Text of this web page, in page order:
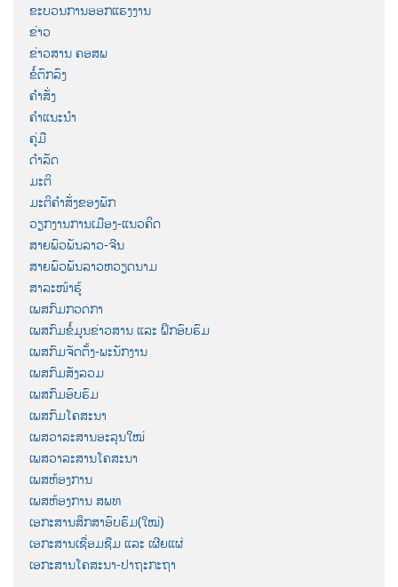
ຂະບວນການອອກແຮງງານ
ຂ່າວ
ຂ່າວສານ ຄອສພ
ຂໍ້ຕົກລົງ
ຄຳສັ່ງ
ຄຳແນະນຳ
ຄູ່ມື
ດຳລັດ
ມະຕິ
ມະຕິຄຳສັ່ງຂອງພັກ
ວຽກງານການເມືອງ-ແນວຄິດ
ສາຍພົວພັນລາວ-ຈີນ
ສາຍພົວພັນລາວຫວຽດນາມ
ສາລະໜ້າຮູ້
ເພສກົມກວດກາ
ເພສກົມຂໍ້ມູນຂ່າວສານ ແລະ ຝຶກອົບຮົມ
ເພສກົມຈັດຕັ້ງ-ພະນັກງານ
ເພສກົມສັງລວມ
ເພສກົມອົບຮົມ
ເພສກົມໂຄສະນາ
ເພສວາລະສານອະລຸນໃໝ່
ເພສວາລະສານໂຄສະນາ
ເພສຫ້ອງການ
ເພສຫ້ອງການ ສພທ
ເອກະສານສຶກສາອົບຮົມ(ໃໝ່)
ເອກະສານເຊື່ອມຊືມ ແລະ ເຜີຍແຜ່
ເອກະສານໂຄສະນາ-ປາຖະກະຖາ